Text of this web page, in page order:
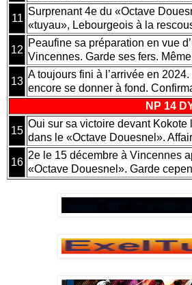
11
Surprenant 4e du «Octave
«tuyau», Lebourgeois à la
12
Peaufine sa préparation en vue
Vincennes. Garde ses fers.
13
A toujours fini à l’arrivée en
encore se donner à fond.
NP 14
15
Oui sur sa victoire devant
dans le «Octave Douesnel».
16
2e le 15 décembre à Vincennes
«Octave Douesnel». Garde